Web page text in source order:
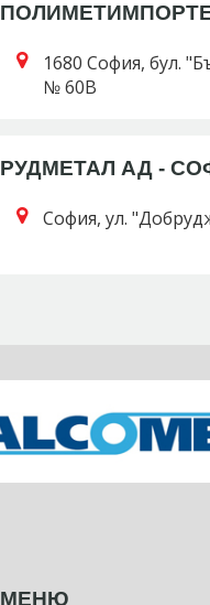
1680 София, бул.
№ 60В
РУДМЕТАЛ АД -
София, ул.
МЕНЮ